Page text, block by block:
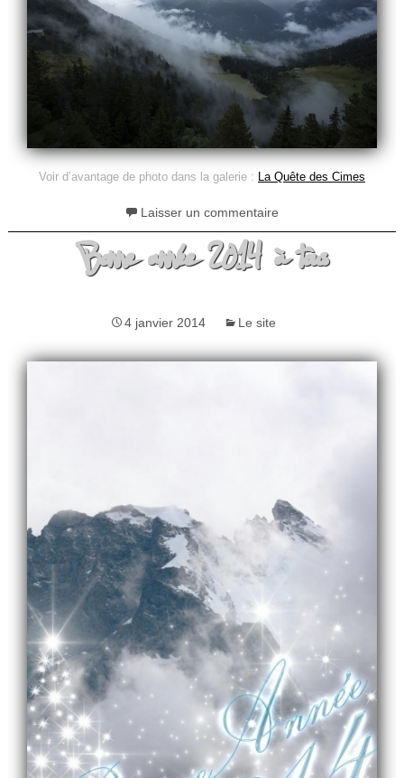
Voir d’avantage de photo dans la galerie : La Quête des Cimes
Laisser un commentaire
Bonne année 2014 à tous
4 janvier 2014 Le site